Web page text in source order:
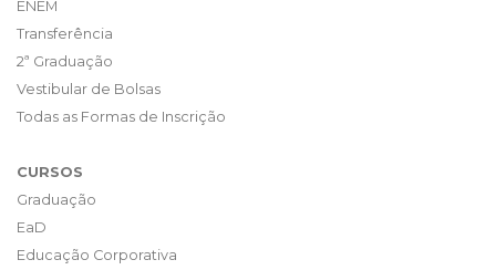
ENEM
Transferência
2ª Graduação
Vestibular de Bolsas
Todas as Formas de Inscrição
CURSOS
Graduação
EaD
Educação Corporativa